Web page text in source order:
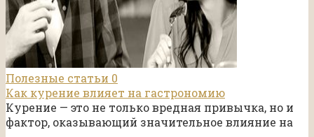
Полезные статьи 0
Как курение влияет на гастрономию
Курение — это не только вредная привычка, но и
фактор, оказывающий значительное влияние на